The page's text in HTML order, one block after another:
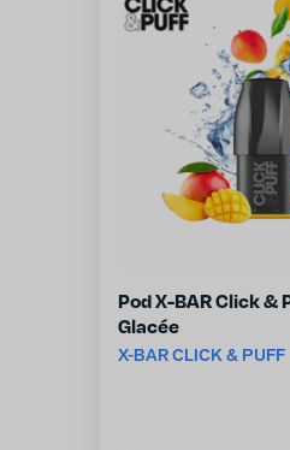
Pod X-BAR Click &
Glacée
X-BAR CLICK & PUFF